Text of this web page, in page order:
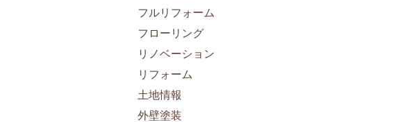
フルリフォーム
フローリング
リノベーション
リフォーム
土地情報
外壁塗装